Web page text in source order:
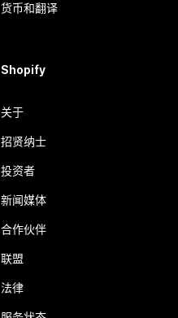
货币和翻译
Shopify
关于
招贤纳士
投资者
新闻媒体
合作伙伴
联盟
法律